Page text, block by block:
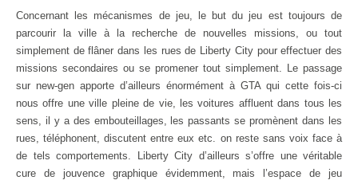
Concernant les mécanismes de jeu, le but du jeu est toujours de
parcourir la ville à la recherche de nouvelles missions, ou tout
simplement de flâner dans les rues de Liberty City pour effectuer des
missions secondaires ou se promener tout simplement. Le passage
sur new-gen apporte d’ailleurs énormément à GTA qui cette fois-ci
nous offre une ville pleine de vie, les voitures affluent dans tous les
sens, il y a des embouteillages, les passants se promènent dans les
rues, téléphonent, discutent entre eux etc. on reste sans voix face à
de tels comportements. Liberty City d’ailleurs s’offre une véritable
cure de jouvence graphique évidemment, mais l’espace de jeu